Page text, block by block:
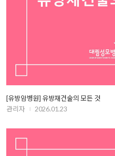
[유방암병원] 유방재건술의 모든 것
관리자
2026.01.23